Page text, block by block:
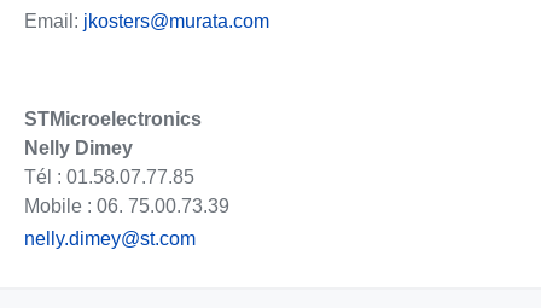
Email: jkosters@murata.com
STMicroelectronics
Nelly Dimey
Tél : 01.58.07.77.85
Mobile : 06. 75.00.73.39
nelly.dimey@st.com